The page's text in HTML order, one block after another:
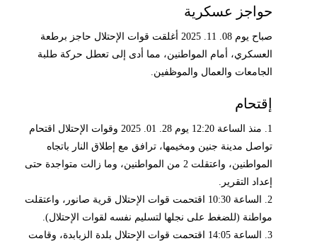
حواجز عسكرية
صباح يوم 08. 11. 2025 أغلقت قوات الإحتلال حاجز برطعة
العسكري، أمام المواطنين، مما أدى إلى تعطل حركة طلبة
الجامعات والعمال والموظفين.
إقتحام
1. منذ الساعة 12:20 يوم 28. 01. 2025 وقوات الإحتلال اقتحام
تواصل مدينة جنين ومخيمها، ترافق مع إطلاق النار باتجاه
المواطنين، واعتقلت 2 من المواطنين، وما زالت متواجدة حتى
إعداد التقرير.
2. الساعة 10:30 اقتحمت قوات الإحتلال قرية صانور، واعتقلت
مواطنة (للضغط على نجلها لتسليم نفسه لقوات الإحتلال).
3. الساعة 14:05 اقتحمت قوات الإحتلال بلدة الزبابدة، وقامت